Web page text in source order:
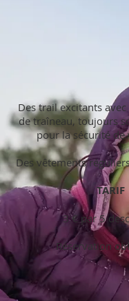
Des trail excitants
de traîneau, toujours
pour la sécurité de
Des vêtements
TARIF
3 € par 5
Réservation